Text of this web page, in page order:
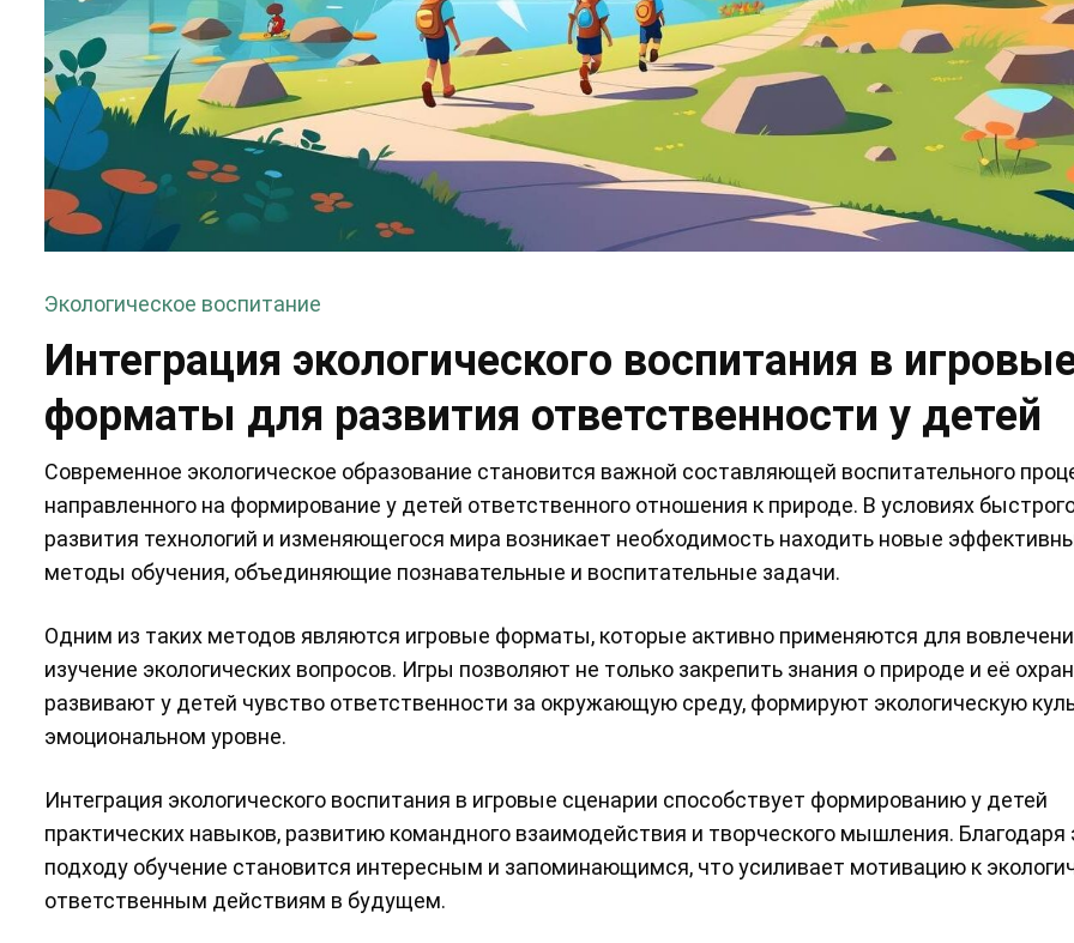
Экологическое воспитание
Интеграция экологического воспитания в
форматы для развития ответственности у детей
Современное экологическое образование становится важной составляющей воспитательного
направленного на формирование у детей ответственного отношения к природе. В условиях
развития технологий и изменяющегося мира возникает необходимость находить новые
методы обучения, объединяющие познавательные и воспитательные задачи.
Одним из таких методов являются игровые форматы, которые активно применяются для
изучение экологических вопросов. Игры позволяют не только закрепить знания о природе и её
развивают у детей чувство ответственности за окружающую среду, формируют экологическую
эмоциональном уровне.
Интеграция экологического воспитания в игровые сценарии способствует формированию у детей
практических навыков, развитию командного взаимодействия и творческого мышления. Благодаря
подходу обучение становится интересным и запоминающимся, что усиливает мотивацию к
ответственным действиям в будущем.